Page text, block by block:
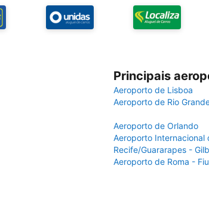
Principais
Aeroporto de Lisboa
Aeroporto de Rio
Aeroporto de Orlando
Aeroporto Internacional
Recife/Guararapes -
Aeroporto de Roma -